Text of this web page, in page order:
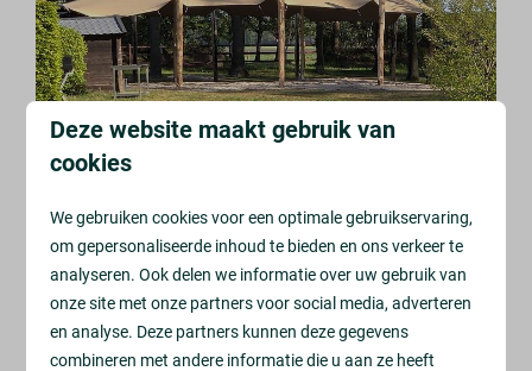
Deze website maakt gebruik van
cookies
We gebruiken cookies voor een optimale gebruikservaring,
om gepersonaliseerde inhoud te bieden en ons verkeer te
analyseren. Ook delen we informatie over uw gebruik van
onze site met onze partners voor social media, adverteren
en analyse. Deze partners kunnen deze gegevens
combineren met andere informatie die u aan ze heeft